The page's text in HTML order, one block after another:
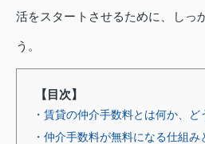
活をスタートさせるために、しっ
う。
【目次】
・賃貸の仲介手数料とは何か、
・仲介手数料が無料になる仕組み